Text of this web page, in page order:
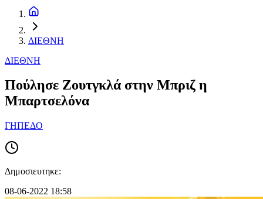
ΔΙΕΘΝΗ
ΔΙΕΘΝΗ
Πούλησε Ζουτγκλά στην Μπριζ η
Μπαρτσελόνα
ΓΗΠΕΔΟ
Δημοσιευτηκε:
08-06-2022 18:58